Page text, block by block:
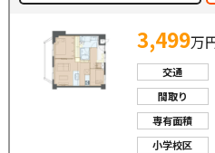
3,499万
交通
間取り
専有面積
小学校区